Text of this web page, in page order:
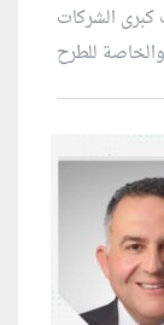
الشركات
والخاصة للطرح